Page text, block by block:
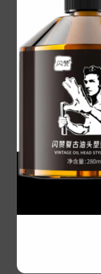
(Ganti
Setiap lima
melakukan
KTP
Ikuti